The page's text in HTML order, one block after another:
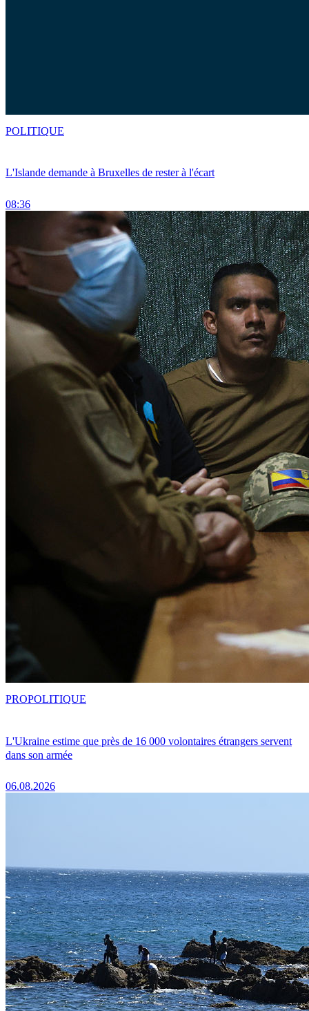
L'Islande demande à Bruxelles de rester à l'écart
08:36
POLITIQUE
L'Ukraine estime que près de 16 000 volontaires étrangers servent
dans son armée
06.08.2026
PROPOLITIQUE